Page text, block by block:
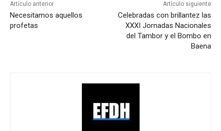
Artículo anterior
Necesitamos aquellos
profetas
Artículo siguiente
Celebradas con brillantez las
XXXI Jornadas Nacionales
del Tambor y el Bombo en
Baena